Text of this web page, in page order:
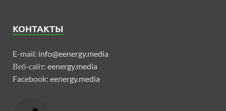
КОНТАКТЫ
E-mail: info@eenergy.media
Веб-сайт: eenergy.media
Facebook: eenergy.media